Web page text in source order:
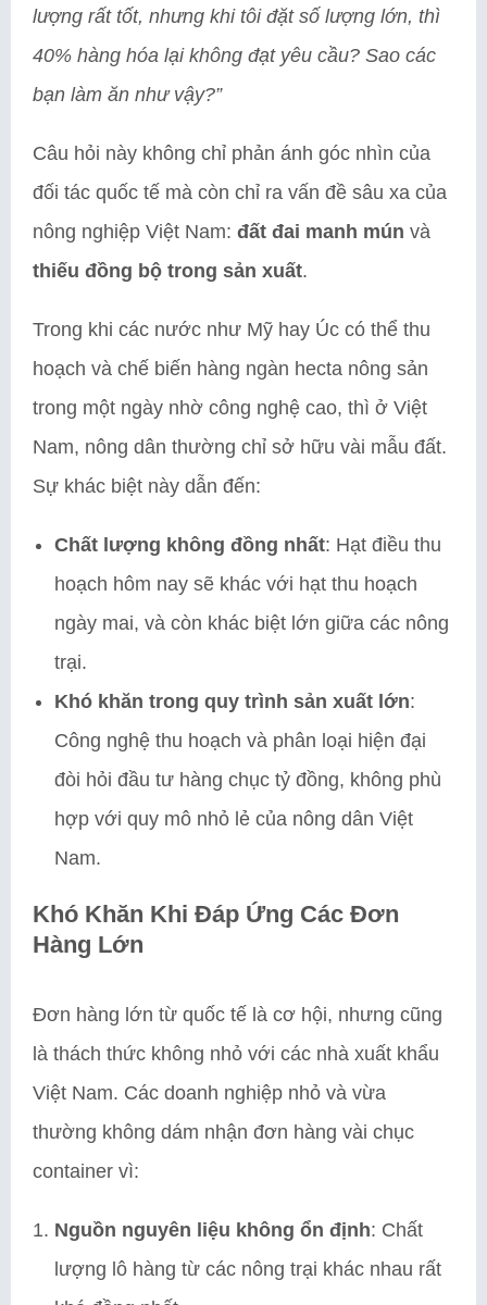
lượng rất tốt, nhưng khi tôi đặt số lượng lớn, thì
40% hàng hóa lại không đạt yêu cầu? Sao các
bạn làm ăn như vậy?”
Câu hỏi này không chỉ phản ánh góc nhìn của
đối tác quốc tế mà còn chỉ ra vấn đề sâu xa của
nông nghiệp Việt Nam: đất đai manh mún và
thiếu đồng bộ trong sản xuất.
Trong khi các nước như Mỹ hay Úc có thể thu
hoạch và chế biến hàng ngàn hecta nông sản
trong một ngày nhờ công nghệ cao, thì ở Việt
Nam, nông dân thường chỉ sở hữu vài mẫu đất.
Sự khác biệt này dẫn đến:
Chất lượng không đồng nhất: Hạt điều thu
hoạch hôm nay sẽ khác với hạt thu hoạch
ngày mai, và còn khác biệt lớn giữa các nông
trại.
Khó khăn trong quy trình sản xuất lớn:
Công nghệ thu hoạch và phân loại hiện đại
đòi hỏi đầu tư hàng chục tỷ đồng, không phù
hợp với quy mô nhỏ lẻ của nông dân Việt
Nam.
Khó Khăn Khi Đáp Ứng Các Đơn
Hàng Lớn
Đơn hàng lớn từ quốc tế là cơ hội, nhưng cũng
là thách thức không nhỏ với các nhà xuất khẩu
Việt Nam. Các doanh nghiệp nhỏ và vừa
thường không dám nhận đơn hàng vài chục
container vì:
Nguồn nguyên liệu không ổn định: Chất
lượng lô hàng từ các nông trại khác nhau rất